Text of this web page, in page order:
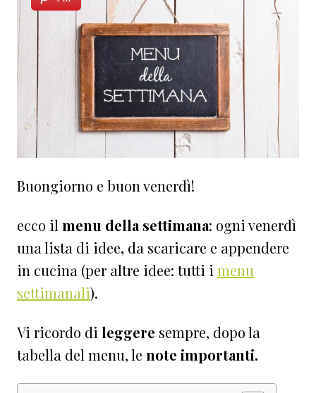
Buongiorno e buon venerdì!
ecco il menu della settimana: ogni venerdì
una lista di idee, da scaricare e appendere
in cucina (per altre idee: tutti i menu
settimanali).
Vi ricordo di leggere sempre, dopo la
tabella del menu, le note importanti.